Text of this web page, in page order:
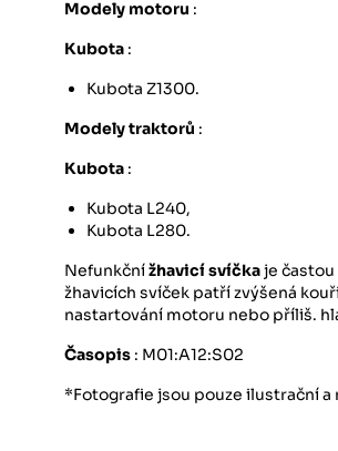
Modely motoru :
Kubota :
Kubota Z1300.
Modely traktorů :
Kubota :
Kubota L240,
Kubota L280.
Nefunkčnížhavicí svíčkaje
žhavicích svíček patří zvýšená
nastartování motoru nebo příliš.
Časopis : M01:A12:S02
*Fotografie jsou pouze ilustrační